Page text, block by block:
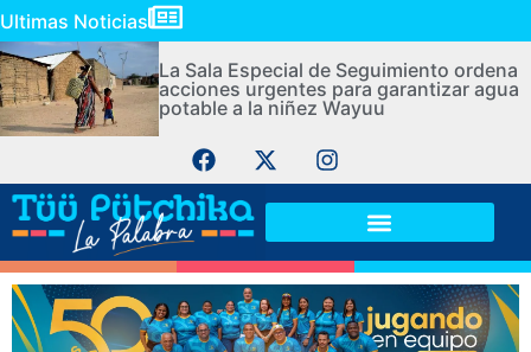
Ultimas Noticias
La Sala Especial de Seguimiento ordena
acciones urgentes para garantizar agua
potable a la niñez Wayuu